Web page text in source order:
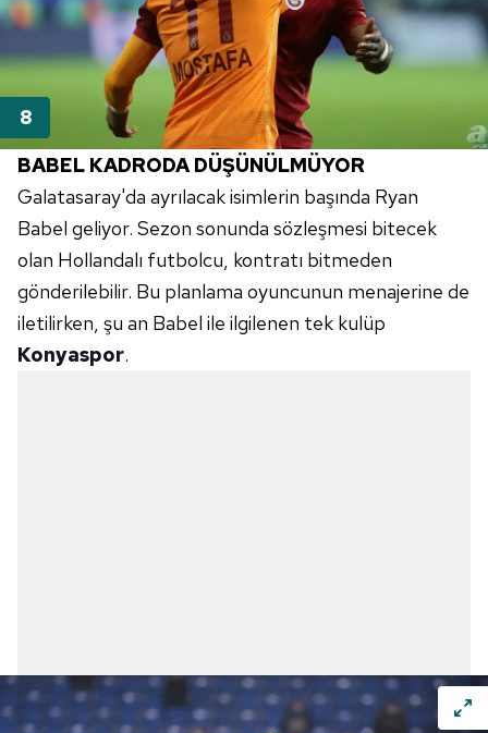
BABEL KADRODA DÜŞÜNÜLMÜYOR
Galatasaray'da ayrılacak isimlerin başında Ryan
Babel geliyor. Sezon sonunda sözleşmesi bitecek
olan Hollandalı futbolcu, kontratı bitmeden
gönderilebilir. Bu planlama oyuncunun menajerine de
iletilirken, şu an Babel ile ilgilenen tek kulüp
Konyaspor.